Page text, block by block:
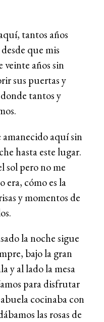
tantos años
que mis
veinte años sin
sus puertas y
tantos y
aquí sin
hasta este lugar.
sol pero no me
era, cómo es la
y momentos de
la noche sigue
bajo la gran
y al lado la mesa
para disfrutar
cocinaba con
las rosas de